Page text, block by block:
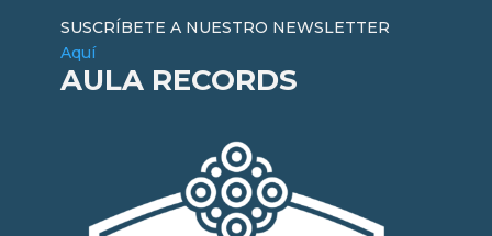
SUSCRÍBETE A NUESTRO NEWSLETTER
Aquí
AULA RECORDS